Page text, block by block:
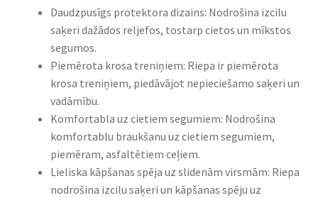
Daudzpusīgs protektora dizains: Nodrošina izcilu
saķeri dažādos reljefos, tostarp cietos un mīkstos
segumos.​
Piemērota krosa treniņiem: Riepa ir piemērota
krosa treniņiem, piedāvājot nepieciešamo saķeri un
vadāmību.​
Komfortabla uz cietiem segumiem: Nodrošina
komfortablu braukšanu uz cietiem segumiem,
piemēram, asfaltētiem ceļiem.​
Lieliska kāpšanas spēja uz slidenām virsmām: Riepa
nodrošina izcilu saķeri un kāpšanas spēju uz